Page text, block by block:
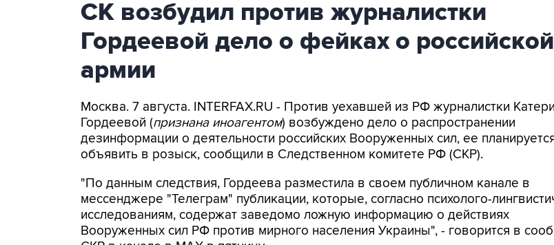
СК возбудил против журналистки
Гордеевой дело о фейках о российской
армии
Москва. 7 августа. INTERFAX.RU - Против уехавшей из РФ журналистки
Гордеевой (признана иноагентом) возбуждено дело о распространении
дезинформации о деятельности российских Вооруженных сил, ее
объявить в розыск, сообщили в Следственном комитете РФ (СКР).
"По данным следствия, Гордеева разместила в своем публичном канале в
мессенджере "Телеграм" публикации, которые, согласно психолого-
исследованиям, содержат заведомо ложную информацию о действиях
Вооруженных сил РФ против мирного населения Украины", - говорится в